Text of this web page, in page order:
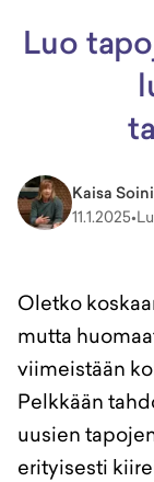
Luo
Kaisa
11.1.2025•
Oletko
mutta
viimeistään
Pelkkään
uusien
erityisesti